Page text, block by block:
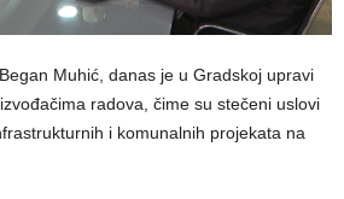
Muhić, danas je u Gradskoj upravi
radova, čime su stečeni uslovi
i komunalnih projekata na